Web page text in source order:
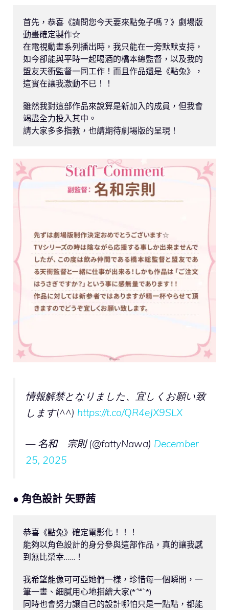
首先，恭喜《請問您今天要來點兔子嗎？》劇場版
動畫確定製作☆
在電視動畫系列播出時，我只能在一旁默默支持，
如今卻能與平時一起喝酒的橋本總監督，以及我的
盟友天衝監督一同工作！而且作品還是《點兔》，
這實在讓我激動不已！！
雖然我對這部作品來說算是新加入的成員，但我會
竭盡全力投入其中。
請大家多多指教，也請期待劇場版的呈現！
情報解禁となりました、宜しくお願い致
します(^^) https://t.co/QR4eJX9SLX
— 名和 宗則 (@fattyNawa) December
25, 2025
● 角色設計 矢野茜
恭喜《點兔》確定電影化！！！
能夠以角色設計的身分參與這部作品，真的讓我感
到無比榮幸……！
我希望能像可可亞她們一樣，珍惜每一個瞬間，一
筆一畫、細膩用心地描繪大家(*´꒳`*)
同時也會努力讓自己的設計哪怕只是一點點，都能